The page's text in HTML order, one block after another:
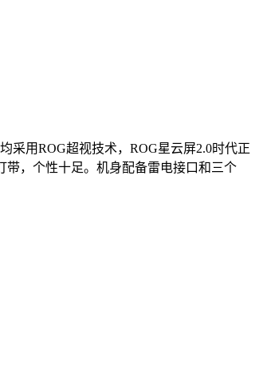
用ROG超视技术，ROG星云屏2.0时代正
，个性十足。机身配备雷电接口和三个